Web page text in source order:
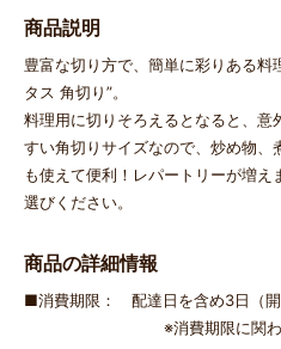
商品説明
豊富な切り方で、簡単に彩りある料
タス 角切り”。
料理用に切りそろえるとなると、
すい角切りサイズなので、炒め物
も使えて便利！レパートリーが増
選びください。
商品の詳細情報
■消費期限： 配達日を含め3日（
※消費期限に関わらず開